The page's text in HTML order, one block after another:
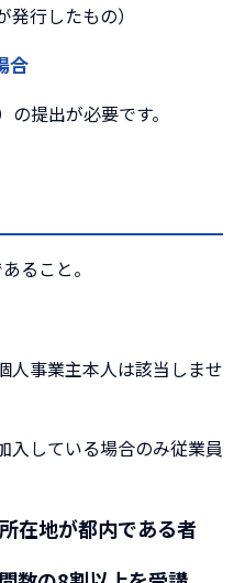
行したもの）
合
提出が必要です。
ること。
人事業主本人は該当しませ
入している場合のみ従業員
在地が都内である者